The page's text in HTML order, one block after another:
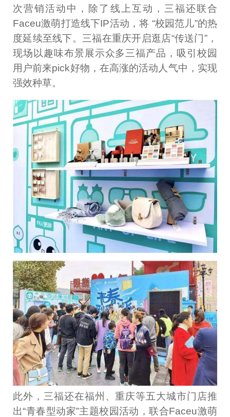
次营销活动中，除了线上互动，三福还联合
Faceu激萌打造线下IP活动，将 “校园范儿”的热
度延续至线下。三福在重庆开启逛店“传送门”，
现场以趣味布景展示众多三福产品，吸引校园
用户前来pick好物，在高涨的活动人气中，实现
强效种草。
此外，三福还在福州、重庆等五大城市门店推
出“青春型动家”主题校园活动，联合Faceu激萌